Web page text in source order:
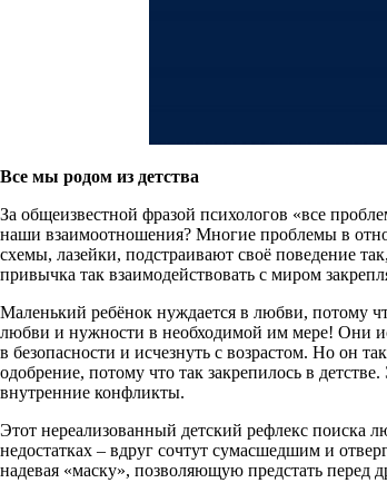
Все мы родом из детства
За общеизвестной фразой психологов «все
наши взаимоотношения? Многие проблемы в
схемы, лазейки, подстраивают своё поведение
привычка так взаимодействовать с миром
Маленький ребёнок нуждается в любви, потому
любви и нужности в необходимой им мере! Они
в безопасности и исчезнуть с возрастом. Но он
одобрение, потому что так закрепилось в
внутренние конфликты.
Этот нереализованный детский рефлекс поиска
недостатках – вдруг сочтут сумасшедшим и
надевая «маску», позволяющую предстать перед